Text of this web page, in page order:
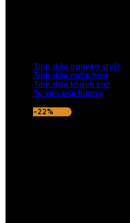
Tinh dầu nguyên chất
Tinh dầu nước hoa
Tinh dầu khách sạn
Tư vấn mùi hương
-22%